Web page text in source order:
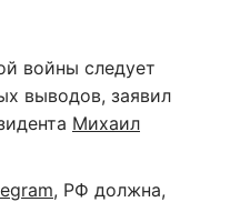
войны следует
выводов, заявил
Михаил
, РФ должна,